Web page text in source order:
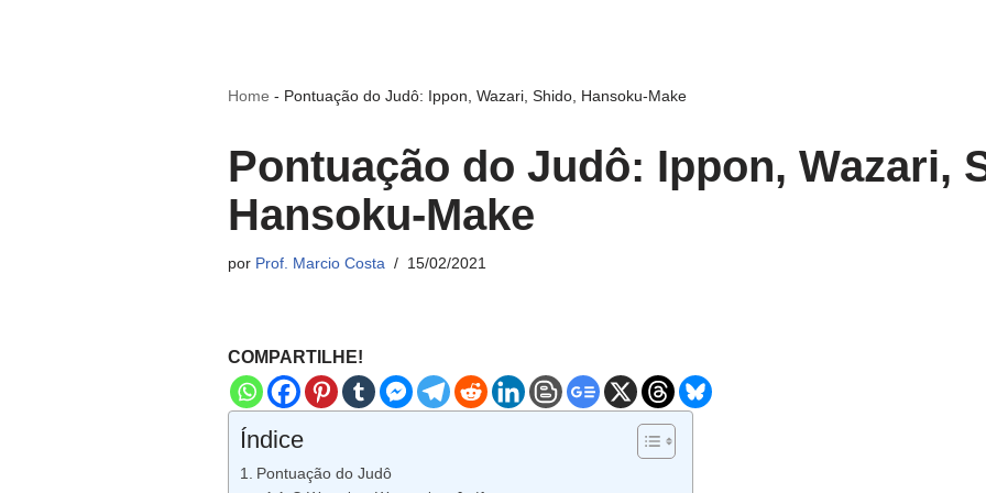
Home - Pontuação do Judô: Ippon, Wazari, Shido, Hansoku-Make
Pontuação do Judô: Ippon, Wazari,
Hansoku-Make
por Prof. Marcio Costa 15/02/2021
COMPARTILHE!
Índice
Pontuação do Judô